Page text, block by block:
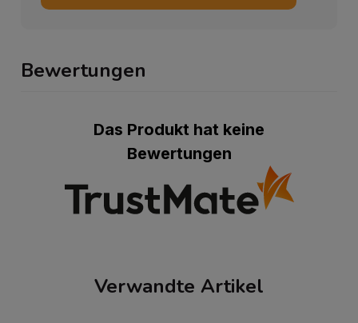
Bewertungen
Das Produkt hat keine
Bewertungen
Verwandte Artikel